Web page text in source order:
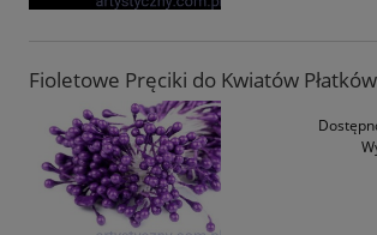
Fioletowe Pręciki do Kwiatów